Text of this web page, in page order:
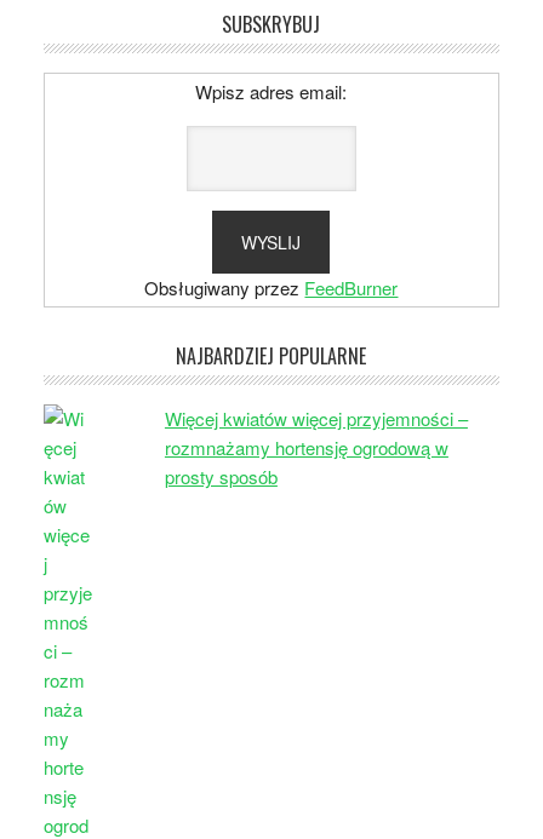
SUBSKRYBUJ
Wpisz adres email:
Obsługiwany przez FeedBurner
NAJBARDZIEJ POPULARNE
Więcej kwiatów więcej przyjemności –
rozmnażamy hortensję ogrodową w
prosty sposób